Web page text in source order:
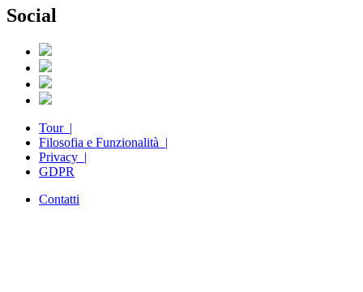
Social
Tour |
Filosofia e Funzionalità |
Privacy |
GDPR
Contatti